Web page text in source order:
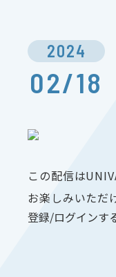
2024
02/18
この配信は
お楽しみいただ
登録/ログインす